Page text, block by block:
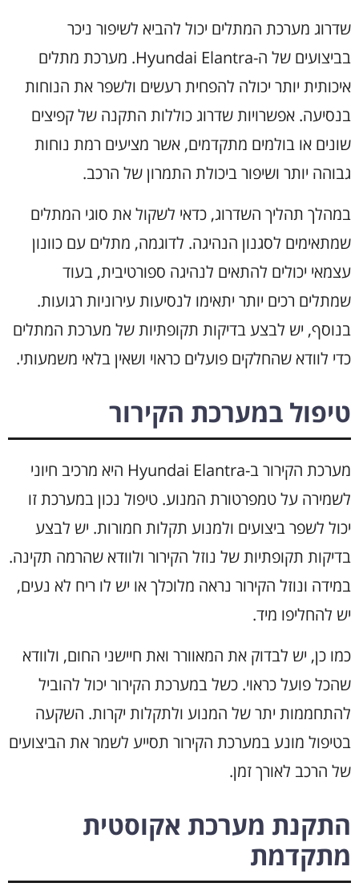
שדרוג מערכת המתלים יכול להביא לשיפור ניכר
בביצועים של ה-Hyundai Elantra. מערכת מתלים
איכותית יותר יכולה להפחית רעשים ולשפר את הנוחות
בנסיעה. אפשרויות שדרוג כוללות התקנה של קפיצים
שונים או בולמים מתקדמים, אשר מציעים רמת נוחות
גבוהה יותר ושיפור ביכולת התמרון של הרכב.
במהלך תהליך השדרוג, כדאי לשקול את סוגי המתלים
שמתאימים לסגנון הנהיגה. לדוגמה, מתלים עם כוונון
עצמאי יכולים להתאים לנהיגה ספורטיבית, בעוד
שמתלים רכים יותר יתאימו לנסיעות עירוניות רגועות.
בנוסף, יש לבצע בדיקות תקופתיות של מערכת המתלים
כדי לוודא שהחלקים פועלים כראוי ושאין בלאי משמעותי.
טיפול במערכת הקירור
מערכת הקירור ב-Hyundai Elantra היא מרכיב חיוני
לשמירה על טמפרטורת המנוע. טיפול נכון במערכת זו
יכול לשפר ביצועים ולמנוע תקלות חמורות. יש לבצע
בדיקות תקופתיות של נוזל הקירור ולוודא שהרמה תקינה.
במידה ונוזל הקירור נראה מלוכלך או יש לו ריח לא נעים,
יש להחליפו מיד.
כמו כן, יש לבדוק את המאוורר ואת חיישני החום, ולוודא
שהכל פועל כראוי. כשל במערכת הקירור יכול להוביל
להתחממות יתר של המנוע ולתקלות יקרות. השקעה
בטיפול מונע במערכת הקירור תסייע לשמר את הביצועים
של הרכב לאורך זמן.
התקנת מערכת אקוסטית
מתקדמת